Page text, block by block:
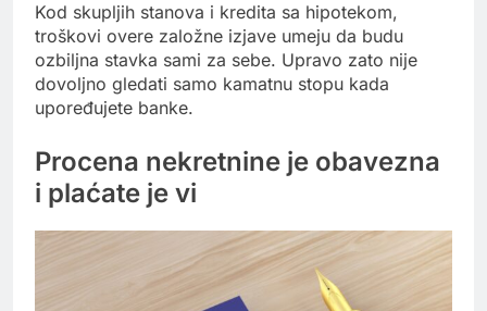
Kod skupljih stanova i kredita sa hipotekom,
troškovi overe založne izjave umeju da budu
ozbiljna stavka sami za sebe. Upravo zato nije
dovoljno gledati samo kamatnu stopu kada
upoređujete banke.
Procena nekretnine je obavezna
i plaćate je vi